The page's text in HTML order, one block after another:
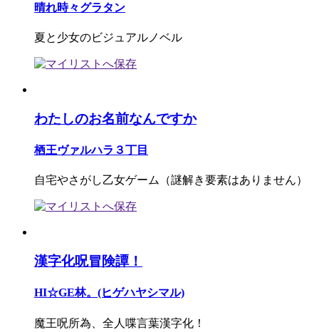
晴れ時々グラタン
夏と少女のビジュアルノベル
わたしのお名前なんですか
栖王ヴァルハラ３丁目
自宅やさがし乙女ゲーム（謎解き要素はありません）
漢字化呪冒険譚！
HI☆GE林。(ヒゲハヤシマル)
魔王呪所為、全人喋言葉漢字化！